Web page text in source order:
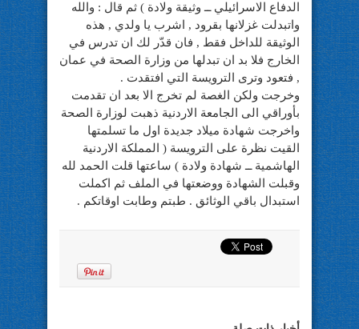
الدفاع الاسرائيلي ــ وثيقة ولادة ) ثم قال : والله
واتبدلت غزلانها بقرود , اشرب يا ولدي , هذه
الوثيقة للداخل فقط , فان قدّر لك ان تدرس في
الخارج فلا بد ان تبدلها من وزارة الصحة في عمان
, فتعود وترى الترويسة التي افتقدت .
وخرجت ولكن الغصة لم تخرج الا بعد ان تقدمت
بأوراقي الى الجامعة الاردنية ذهبت لوزارة الصحة
واخرجت شهادة ميلاد جديدة اول ما تسلمتها
القيت نظرة على الترويسة ( المملكة الاردنية
الهاشمية ــ شهادة ولادة ) ساعتها قلت الحمد لله
وقبلت الشهادة ووضعتها في الملف ثم اكملت
استبدال باقي الوثائق . طبتم وطابت اوقاتكم .